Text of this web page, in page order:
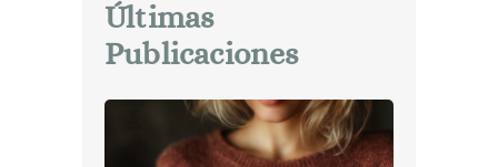
Últimas
Publicaciones